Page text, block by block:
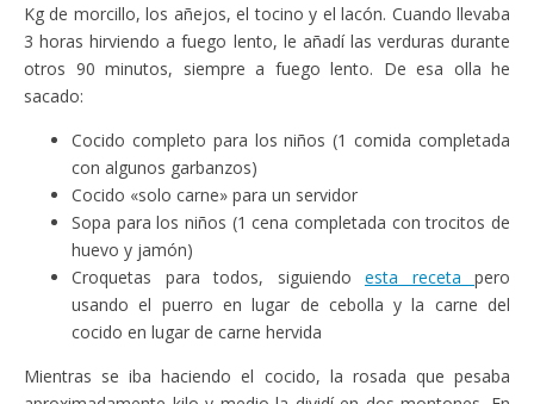
Kg de morcillo, los añejos, el tocino y el lacón. Cuando llevaba
3 horas hirviendo a fuego lento, le añadí las verduras durante
otros 90 minutos, siempre a fuego lento. De esa olla he
sacado:
Cocido completo para los niños (1 comida completada
con algunos garbanzos)
Cocido «solo carne» para un servidor
Sopa para los niños (1 cena completada con trocitos de
huevo y jamón)
Croquetas para todos, siguiendo esta receta pero
usando el puerro en lugar de cebolla y la carne del
cocido en lugar de carne hervida
Mientras se iba haciendo el cocido, la rosada que pesaba